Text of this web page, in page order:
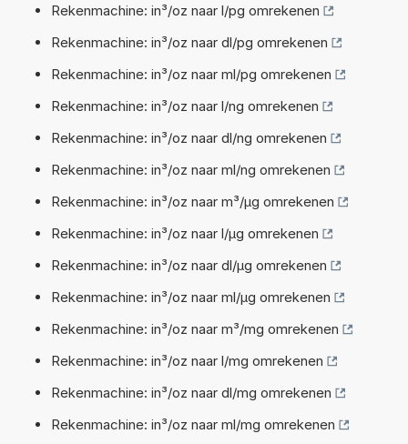
Rekenmachine: in³/oz naar l/pg omrekenen
Rekenmachine: in³/oz naar dl/pg omrekenen
Rekenmachine: in³/oz naar ml/pg omrekenen
Rekenmachine: in³/oz naar l/ng omrekenen
Rekenmachine: in³/oz naar dl/ng omrekenen
Rekenmachine: in³/oz naar ml/ng omrekenen
Rekenmachine: in³/oz naar m³/µg omrekenen
Rekenmachine: in³/oz naar l/µg omrekenen
Rekenmachine: in³/oz naar dl/µg omrekenen
Rekenmachine: in³/oz naar ml/µg omrekenen
Rekenmachine: in³/oz naar m³/mg omrekenen
Rekenmachine: in³/oz naar l/mg omrekenen
Rekenmachine: in³/oz naar dl/mg omrekenen
Rekenmachine: in³/oz naar ml/mg omrekenen